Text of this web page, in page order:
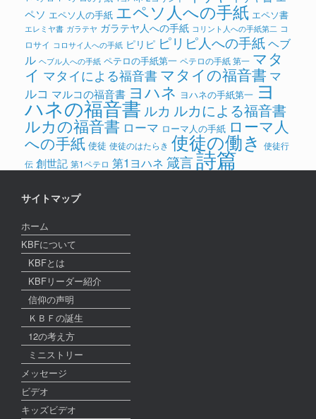
ペソ エペソ人の手紙 エペソ人への手紙 エペソ書
エレミヤ書 ガラテヤ ガラテヤ人への手紙 コリント人への手紙第二 コ
ロサイ コロサイ人への手紙 ピリピ ピリピ人への手紙ヘブ
ル ヘブル人への手紙 ペテロの手紙第一 ペテロの手紙 第一 マタ
イ マタイによる福音書 マタイの福音書 マ
ルコ マルコの福音書 ヨハネ ヨハネの手紙第一 ヨ
ハネの福音書 ルカ ルカによる福音書
ルカの福音書 ローマ ローマ人の手紙 ローマ人
への手紙 使徒 使徒のはたらき 使徒の働き 使徒行
伝 創世記 第1ペテロ 第1ヨハネ 箴言詩篇
サイトマップ
ホーム
KBFについて
KBFとは
KBFリーダー紹介
信仰の声明
ＫＢＦの誕生
12の考え方
ミニストリー
メッセージ
ビデオ
キッズビデオ